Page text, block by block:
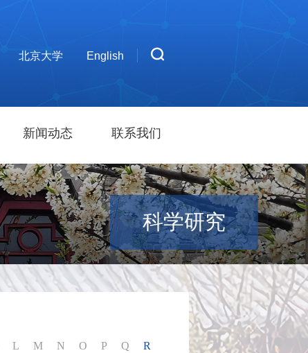
北京大学 English
新闻动态 联系我们
科学研究
L M N O P Q
R